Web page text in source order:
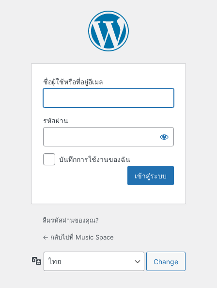
ชื่อผู้ใช้หรือที่อยู่อีเมล
รหัสผ่าน
บันทึกการใช้งานของฉัน
ลืมรหัสผ่านของคุณ?
← กลับไปที่ Music Space
ภาษา